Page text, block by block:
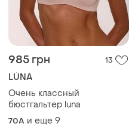
985 грн 13
LÚNA
Очень классный
бюстгальтер luna
70A и еще 9